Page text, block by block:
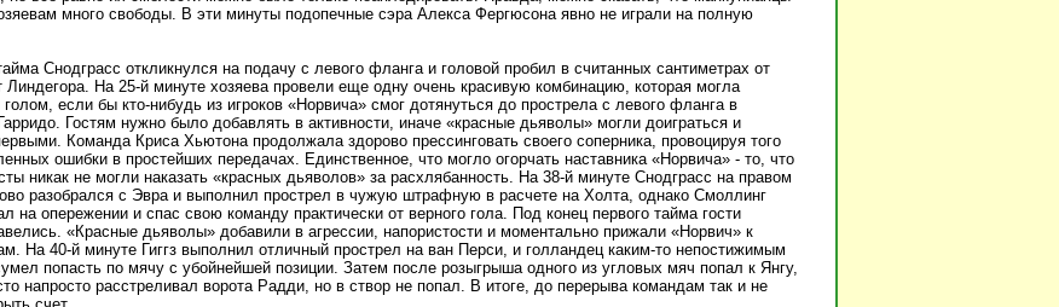
много свободы. В эти минуты подопечные сэра Алекса Фергюсона явно не играли на полную
Снодграсс откликнулся на подачу с левого фланга и головой пробил в считанных сантиметрах от
Линдегора. На 25-й минуте хозяева провели еще одну очень красивую комбинацию, которая могла
если бы кто-нибудь из игроков «Норвича» смог дотянуться до прострела с левого фланга в
Гостям нужно было добавлять в активности, иначе «красные дьяволы» могли доиграться и
Команда Криса Хьютона продолжала здорово прессинговать своего соперника, провоцируя того
ошибки в простейших передачах. Единственное, что могло огорчать наставника «Норвича» - то, что
никак не могли наказать «красных дьяволов» за расхлябанность. На 38-й минуте Снодграсс на правом
разобрался с Эвра и выполнил прострел в чужую штрафную в расчете на Холта, однако Смоллинг
на опережении и спас свою команду практически от верного гола. Под конец первого тайма гости
«Красные дьяволы» добавили в агрессии, напористости и моментально прижали «Норвич» к
На 40-й минуте Гиггз выполнил отличный прострел на ван Перси, и голландец каким-то непостижимым
попасть по мячу с убойнейшей позиции. Затем после розыгрыша одного из угловых мяч попал к Янгу,
напросто расстреливал ворота Радди, но в створ не попал. В итоге, до перерыва командам так и не